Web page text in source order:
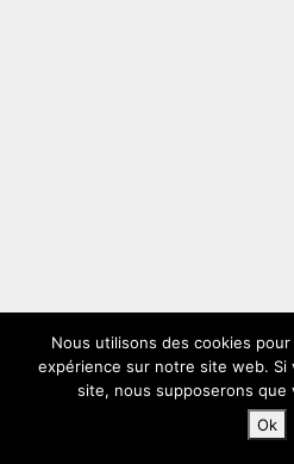
Nous utilisons des cookies
expérience sur notre site web. Si
site, nous supposerons que
Ok